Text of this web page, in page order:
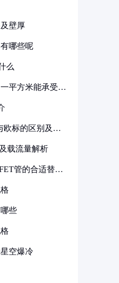
壁厚
哪些呢
么
平方米能承受多
欧标的区别及其
载流量解析
管的合适替代
些
空爆冷